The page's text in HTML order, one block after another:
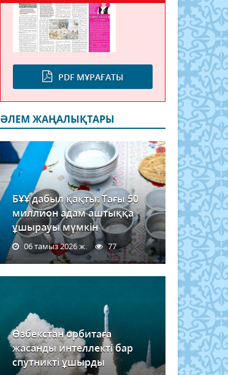
PDF МҰРАҒАТЫ
ӘЛЕМ ЖАҢАЛЫҚТАРЫ
БҰҰ дабыл қақты: Тағы 50
миллион адам аштыққа
ұшырауы мүмкін
06 тамыз 2026 ж. 77
Өзбекстан орбитаға
жасанды интеллекті бар
спутникті ұшырды